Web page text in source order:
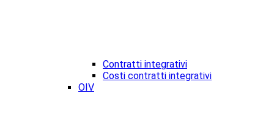
Contratti integrativi
Costi contratti integrativi
OIV